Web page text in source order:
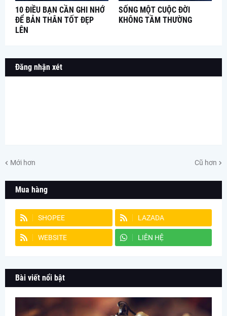
10 ĐIỀU BẠN CẦN GHI NHỚ
ĐỂ BẢN THÂN TỐT ĐẸP
LÊN
SỐNG MỘT CUỘC ĐỜI
KHÔNG TẦM THƯỜNG
Đăng nhận xét
Mới hơn Cũ hơn
Mua hàng
SHOPEE LAZADA
WEBSITE LIÊN HỆ
Bài viết nổi bật